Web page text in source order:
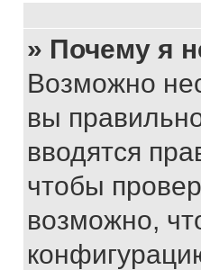
» Почему я
Возможно
вы
вводятся
чтобы
возможно,